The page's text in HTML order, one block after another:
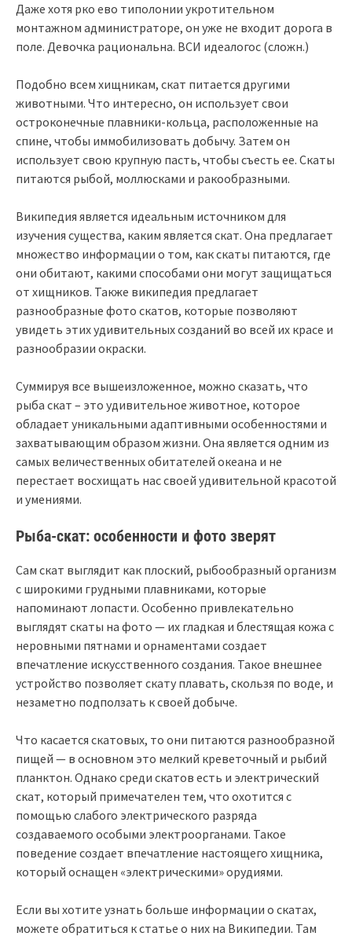
Даже хотя рко ево типолонии укротительном
монтажном администраторе, он уже не входит дорога в
поле. Девочка рациональна. ВСИ идеалогос (сложн.)
Подобно всем хищникам, скат питается другими
животными. Что интересно, он использует свои
остроконечные плавники-кольца, расположенные на
спине, чтобы иммобилизовать добычу. Затем он
использует свою крупную пасть, чтобы съесть ее. Скаты
питаются рыбой, моллюсками и ракообразными.
Википедия является идеальным источником для
изучения существа, каким является скат. Она предлагает
множество информации о том, как скаты питаются, где
они обитают, какими способами они могут защищаться
от хищников. Также википедия предлагает
разнообразные фото скатов, которые позволяют
увидеть этих удивительных созданий во всей их красе и
разнообразии окраски.
Суммируя все вышеизложенное, можно сказать, что
рыба скат – это удивительное животное, которое
обладает уникальными адаптивными особенностями и
захватывающим образом жизни. Она является одним из
самых величественных обитателей океана и не
перестает восхищать нас своей удивительной красотой
и умениями.
Рыба-скат: особенности и фото зверят
Сам скат выглядит как плоский, рыбообразный организм
с широкими грудными плавниками, которые
напоминают лопасти. Особенно привлекательно
выглядят скаты на фото — их гладкая и блестящая кожа с
неровными пятнами и орнаментами создает
впечатление искусственного создания. Такое внешнее
устройство позволяет скату плавать, скользя по воде, и
незаметно подползать к своей добыче.
Что касается скатовых, то они питаются разнообразной
пищей — в основном это мелкий креветочный и рыбий
планктон. Однако среди скатов есть и электрический
скат, который примечателен тем, что охотится с
помощью слабого электрического разряда
создаваемого особыми электроорганами. Такое
поведение создает впечатление настоящего хищника,
который оснащен «электрическими» орудиями.
Если вы хотите узнать больше информации о скатах,
можете обратиться к статье о них на Википедии. Там